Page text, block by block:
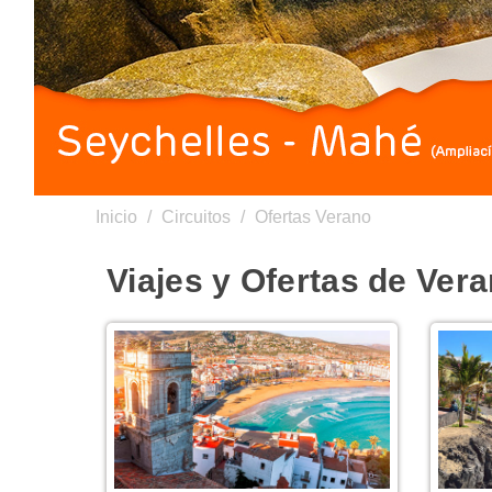
Inicio / Circuitos / Ofertas Verano
Viajes y Ofertas de